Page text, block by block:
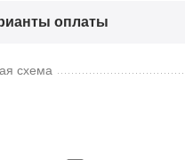
оплаты
схема